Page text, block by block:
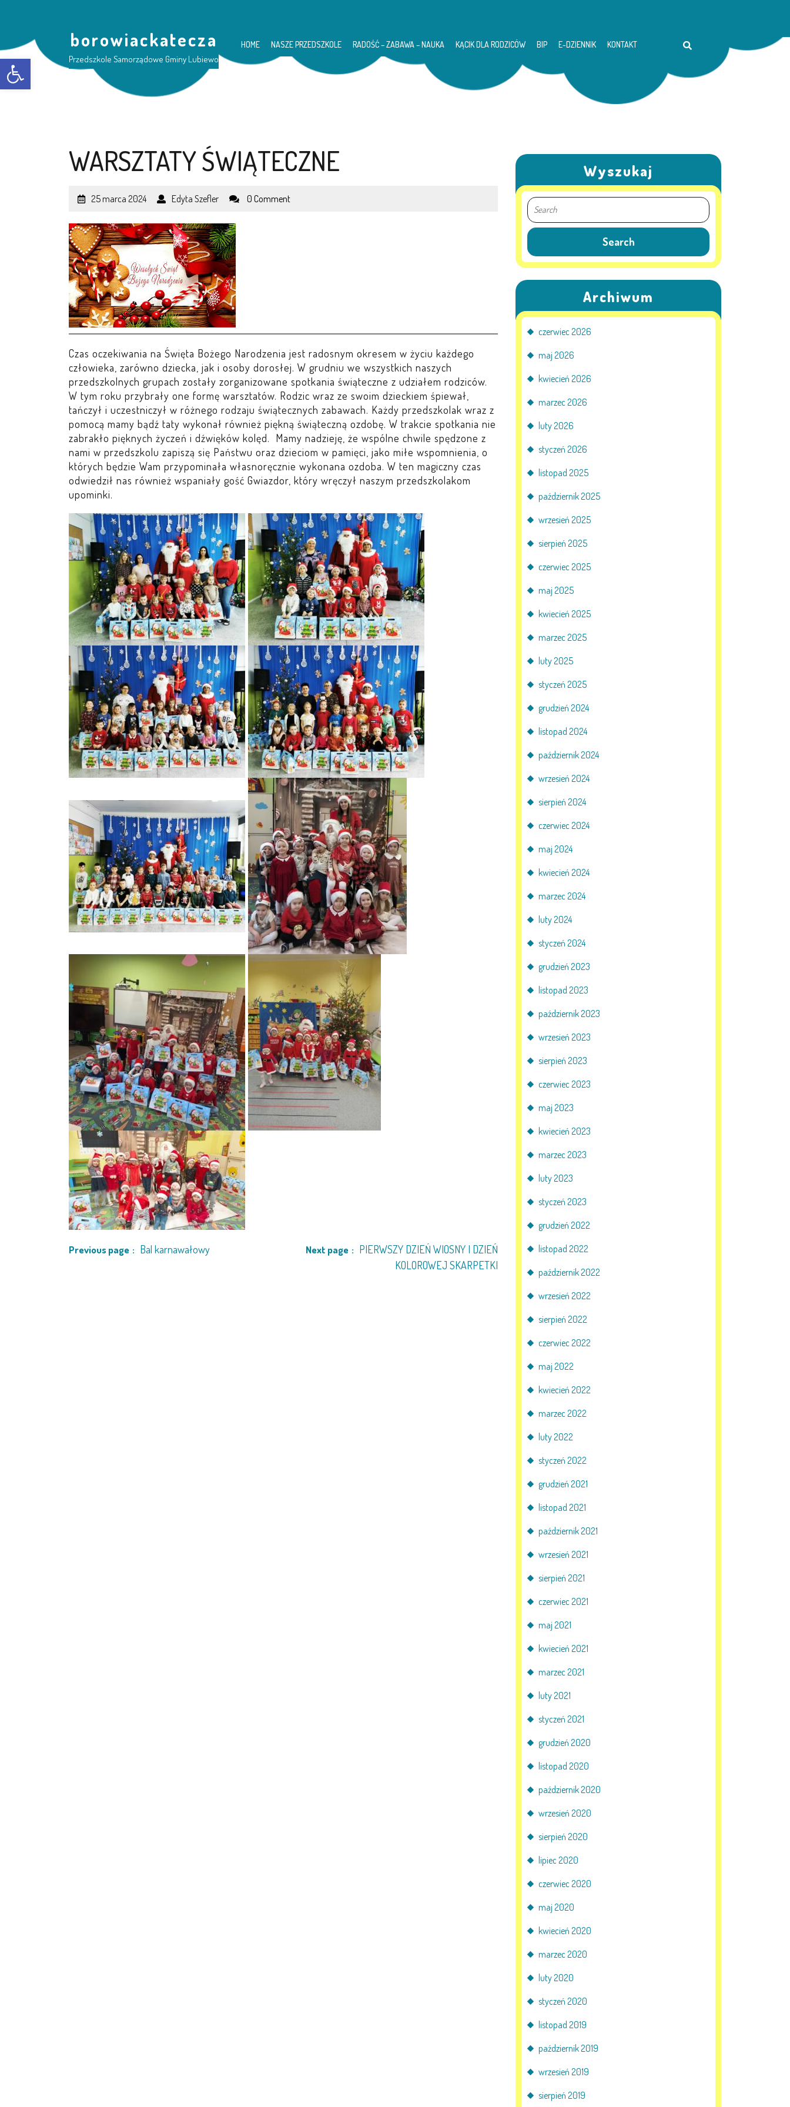
Otwórz pasek narzędzi
borowiackatecza
Przedszkole Samorządowe Gminy Lubiewo
HOME NASZE PRZEDSZKOLE RADOŚĆ – ZABAWA – NAUKA KĄCIK DLA RODZICÓW BIP E-DZIENNIK KONTAKT
WARSZTATY ŚWIĄTECZNE
25 marca 2024 Edyta Szefler 0 Comment
Czas oczekiwania na Święta Bożego Narodzenia jest radosnym okresem w życiu każdego
człowieka, zarówno dziecka, jak i osoby dorosłej. W grudniu we wszystkich naszych
przedszkolnych grupach zostały zorganizowane spotkania świąteczne z udziałem rodziców.
W tym roku przybrały one formę warsztatów. Rodzic wraz ze swoim dzieckiem śpiewał,
tańczył i uczestniczył w różnego rodzaju świątecznych zabawach. Każdy przedszkolak wraz z
pomocą mamy bądź taty wykonał również piękną świąteczną ozdobę. W trakcie spotkania nie
zabrakło pięknych życzeń i dźwięków kolęd. Mamy nadzieję, że wspólne chwile spędzone z
nami w przedszkolu zapiszą się Państwu oraz dzieciom w pamięci, jako miłe wspomnienia, o
których będzie Wam przypominała własnoręcznie wykonana ozdoba. W ten magiczny czas
odwiedził nas również wspaniały gość Gwiazdor, który wręczył naszym przedszkolakom
upominki.
Previous page Bal karnawałowy Next page
PIERWSZY DZIEŃ WIOSNY I DZIEŃ
KOLOROWEJ SKARPETKI
Wyszukaj
Archiwum
czerwiec 2026
maj 2026
kwiecień 2026
marzec 2026
luty 2026
styczeń 2026
listopad 2025
październik 2025
wrzesień 2025
sierpień 2025
czerwiec 2025
maj 2025
kwiecień 2025
marzec 2025
luty 2025
styczeń 2025
grudzień 2024
listopad 2024
październik 2024
wrzesień 2024
sierpień 2024
czerwiec 2024
maj 2024
kwiecień 2024
marzec 2024
luty 2024
styczeń 2024
grudzień 2023
listopad 2023
październik 2023
wrzesień 2023
sierpień 2023
czerwiec 2023
maj 2023
kwiecień 2023
marzec 2023
luty 2023
styczeń 2023
grudzień 2022
listopad 2022
październik 2022
wrzesień 2022
sierpień 2022
czerwiec 2022
maj 2022
kwiecień 2022
marzec 2022
luty 2022
styczeń 2022
grudzień 2021
listopad 2021
październik 2021
wrzesień 2021
sierpień 2021
czerwiec 2021
maj 2021
kwiecień 2021
marzec 2021
luty 2021
styczeń 2021
grudzień 2020
listopad 2020
październik 2020
wrzesień 2020
sierpień 2020
lipiec 2020
czerwiec 2020
maj 2020
kwiecień 2020
marzec 2020
luty 2020
styczeń 2020
listopad 2019
październik 2019
wrzesień 2019
sierpień 2019